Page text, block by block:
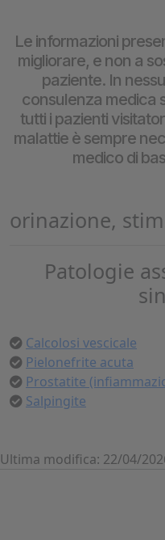
Le informazioni
migliorare, e non a
paziente. In
consulenza medica
tutti i pazienti
malattie è sempre
medico di
orinazione,
Patologie
Calcolosi vescicale
Pielonefrite acuta
Prostatite
Salpingite
Ultima modifica: 22/04/